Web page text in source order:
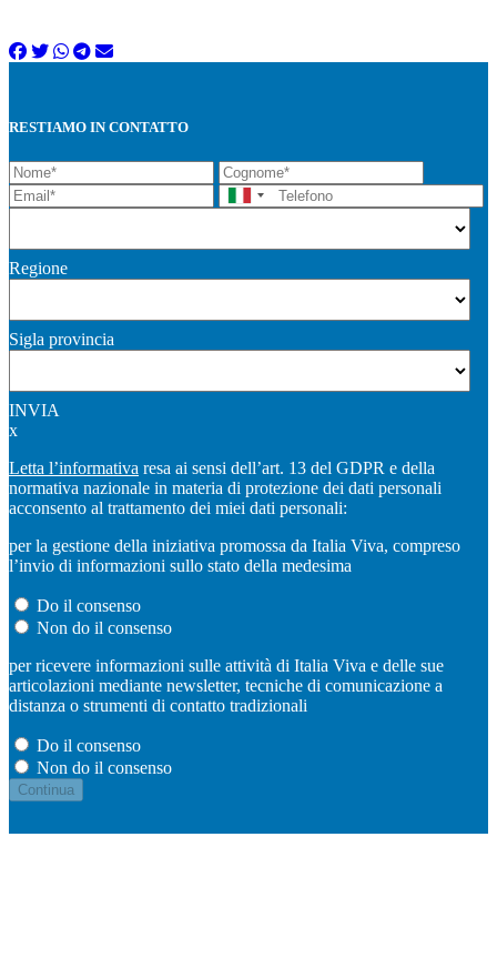
RESTIAMO IN CONTATTO
Regione
Sigla provincia
INVIA
x
Letta l’informativa resa ai sensi dell’art. 13 del GDPR e della
normativa nazionale in materia di protezione dei dati personali
acconsento al trattamento dei miei dati personali:
per la gestione della iniziativa promossa da Italia Viva, compreso
l’invio di informazioni sullo stato della medesima
Do il consenso
Non do il consenso
per ricevere informazioni sulle attività di Italia Viva e delle sue
articolazioni mediante newsletter, tecniche di comunicazione a
distanza o strumenti di contatto tradizionali
Do il consenso
Non do il consenso